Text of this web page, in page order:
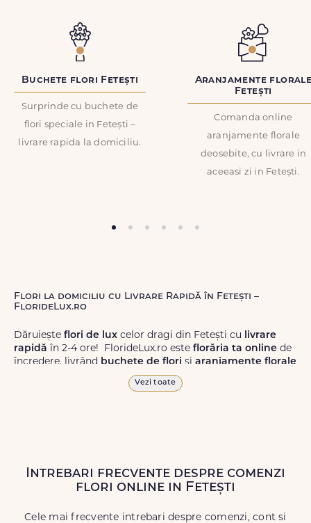
Buchete flori Fetești
Surprinde cu buchete de
flori speciale in Fetești –
livrare rapida la domiciliu.
Aranjamente
Fetești
Comanda online
aranjamente florale
deosebite, cu livrare in
aceeasi zi in Fetești.
Flori la domiciliu cu Livrare Rapidă în Fetești –
FlorideLux.ro
Dăruiește flori de lux celor dragi din Fetești cu livrare
rapidă în 2-4 ore! FlorideLux.ro este florăria ta online de
încredere, livrând buchete de flori și aranjamente florale
de calitate superioară în Fetești și în toată România.
Livrăm buchete de florichiar și în weekend, pentru ca tu
să poți adresa un gest frumos atunci când ai nevoie.
Vezi toate
Intrebari frecvente despre comenzi
flori online in Fetești
Cele mai frecvente intrebari despre comenzi, cont si